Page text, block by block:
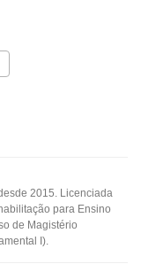
procuro
2015. Licenciada
para Ensino
de Magistério
I).